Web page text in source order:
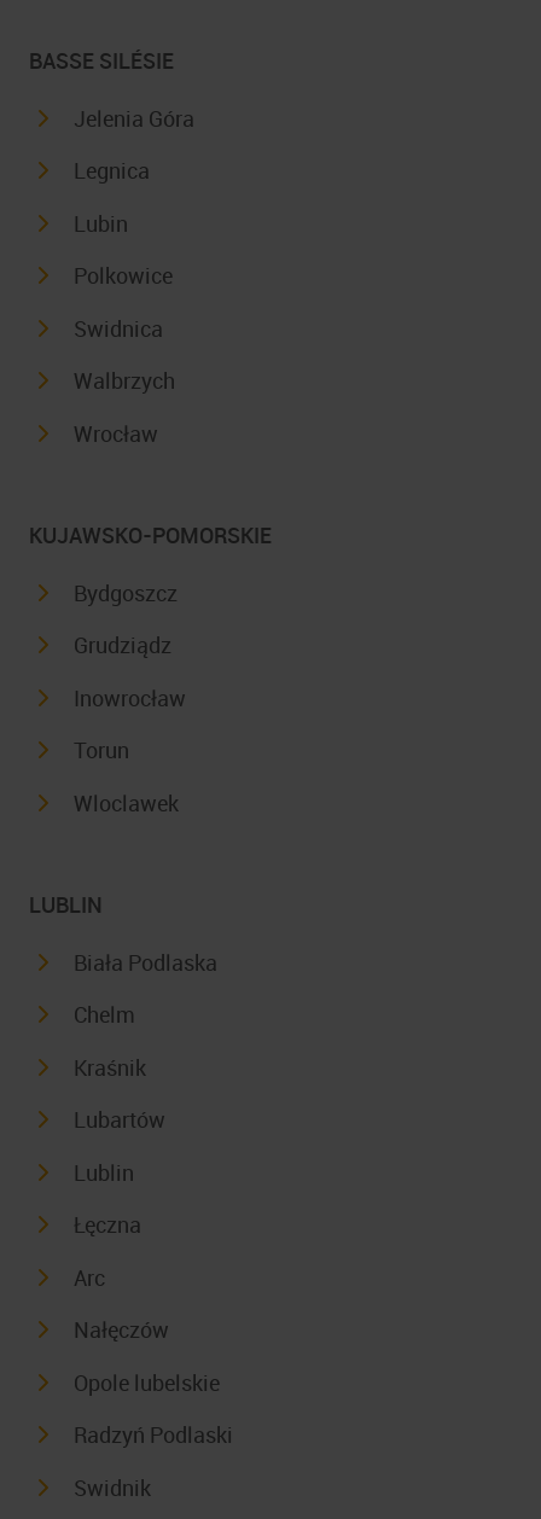
BASSE SILÉSIE
Jelenia Góra
Legnica
Lubin
Polkowice
Swidnica
Walbrzych
Wrocław
KUJAWSKO-POMORSKIE
Bydgoszcz
Grudziądz
Inowrocław
Torun
Wloclawek
LUBLIN
Biała Podlaska
Chelm
Kraśnik
Lubartów
Lublin
Łęczna
Arc
Nałęczów
Opole lubelskie
Radzyń Podlaski
Swidnik